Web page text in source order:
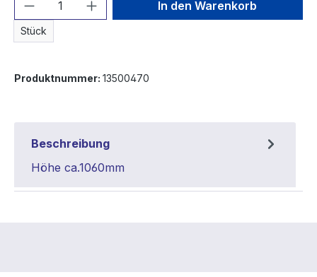
Stück
In den Warenkorb
Produktnummer: 13500470
Beschreibung
Höhe ca.1060mm